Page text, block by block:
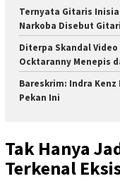
Ternyata Gitaris
Narkoba Disebut
Diterpa Skandal
Ocktaranny Menepis
Bareskrim: Indra
Pekan Ini
Tak Hanya
Terkenal